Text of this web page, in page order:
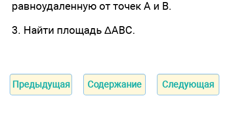
равноудаленную от точек А и В.
3. Найти площадь ΔABC.
Предыдущая Содержание Следующая